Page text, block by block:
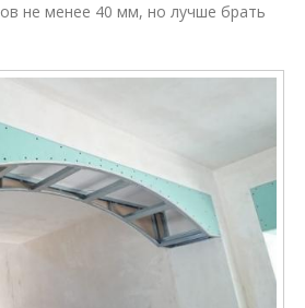
не менее 40 мм, но лучше брать